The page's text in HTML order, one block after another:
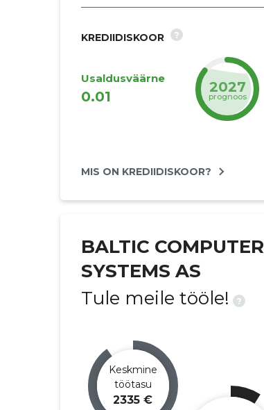
KREDIIDISKOOR ?
Usaldusväärne
0.01
2027
prognoos
MIS ON KREDIIDISKOOR?
BALTIC COMPUTER
SYSTEMS AS
Tule meile tööle!
?
Keskmine
töötasu
2335 €